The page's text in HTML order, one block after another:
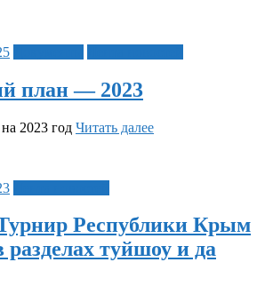
план — 2023
2023 год Читать далее
Республики Крым
разделах туйшоу и да